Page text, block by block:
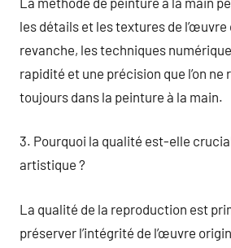
les détails et les textures de l’œuvre
revanche, les techniques
rapidité et une précision que l’on ne
toujours dans la peinture à la main.
3. Pourquoi la qualité est-elle
artistique ?
La qualité de la reproduction est
préserver l’intégrité de l’œuvre